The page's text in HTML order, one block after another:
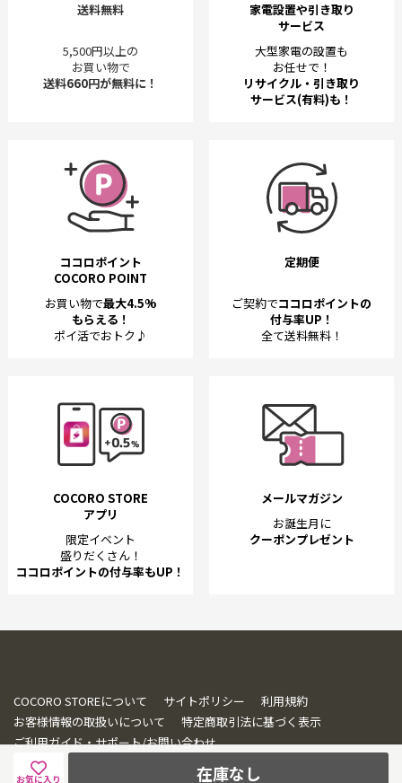
在庫なし
お気に入り
送料無料
5,500円以上の
お買い物で
送料660円が無料に！
家電設置や引き取り
サービス
大型家電の設置も
お任せで！
リサイクル・引き取り
サービス(有料)も！
ココロポイント
COCORO POINT
お買い物で最大4.5%
もらえる！
ポイ活でおトク♪
定期便
ご契約でココロポイントの
付与率UP！
全て送料無料！
COCORO STORE
アプリ
限定イベント
盛りだくさん！
ココロポイントの付与率もUP！
メールマガジン
お誕生月に
クーポンプレゼント
COCORO STOREについて サイトポリシー
利用規約
お客様情報の取扱いについて
特定商取引法に基づく表示
ご利用ガイド・サポート/お問い合わせ